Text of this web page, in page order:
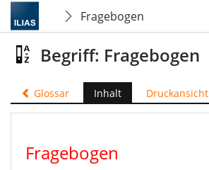
Fragebogen
Begriff: Fragebogen
Glossar Inhalt Druckansicht
Fragebogen